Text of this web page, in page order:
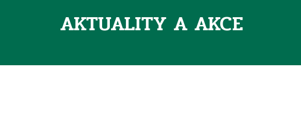
AKTUALITY A AKCE